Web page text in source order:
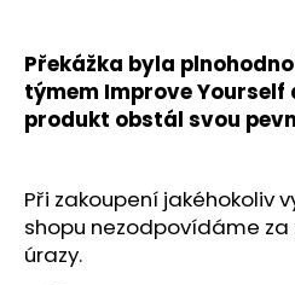
Překážka byla
týmem Improve Yourself
produkt obstál svou
Při zakoupení jakéhokoliv
shopu nezodpovídáme za
úrazy.
D
p
o
r